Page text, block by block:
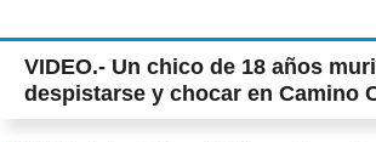
VIDEO.- Un chico de 18 años
despistarse y chocar en Camino